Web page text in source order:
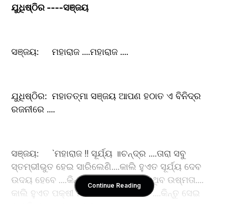
ଯୁଧିଷ୍ଠିର ----ସଞ୍ଜୟ
ସଞ୍ଜୟ:	ମହାରାଜ ....ମହାରାଜ ....
ଯୁଧିଷ୍ଠିର:	ମହାତତ୍ମା ସଞ୍ଜୟ ଆପଣ ହଠାତ ଏ ବିନିଦ୍ର
ରଜନୀରେ ....
ସଞ୍ଜୟ:	`ମହାରାଜ !! ସୂର୍ଯ୍ୟ ॥ଚନ୍ଦ୍ର ....ତାରା ସବୁ
ସ୍ତମ୍ଭୀଭୁତ ହେଇ ସାରିଲେଣି....କାଲି ହୁଏତ ସୂର୍ଯ୍ୟ ଦେବ
ଉଦୟ ହେବେ ....କିନ୍ତୁ ସେଇ କିରଣ ରେ ନଥିବ ଉଷ୍ମତା....
କାଲି ହୁଏତ ପକ୍ଷୀ ମାନେ କାକଳି ଗାଇବେ ....କିନ୍ତୁ ସେଇ
Continue Reading